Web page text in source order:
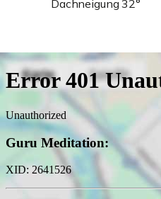
Dachneigung 32°